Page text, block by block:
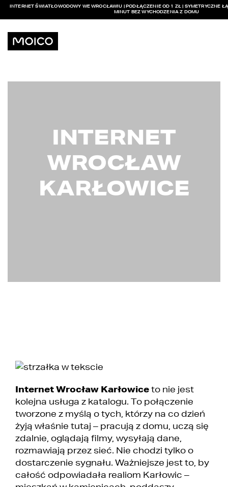
INTERNET ŚWIATŁOWODOWY WE WROCŁAWIU | PODŁĄCZENIE OD 1 ZŁ | SYMETRYCZNE
MINUT BEZ WYCHODZENIA Z DOMU
INTERNET
WROCŁAW
KARŁOWICE
Internet Wrocław Karłowiceto nie jest
kolejna usługa z katalogu. To połączenie
tworzone z myślą o tych, którzy na co dzień
żyją właśnie tutaj – pracują z domu, uczą się
zdalnie, oglądają filmy, wysyłają dane,
rozmawiają przez sieć. Nie chodzi tylko o
dostarczenie sygnału. Ważniejsze jest to, by
całość odpowiadała realiom Karłowic –